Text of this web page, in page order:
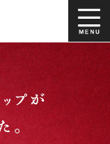
製品情報
よくあるご質問